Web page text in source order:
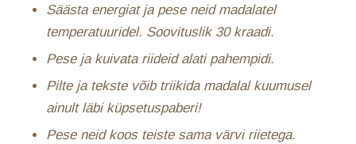
Säästa energiat ja pese neid madalatel
temperatuuridel. Soovituslik 30 kraadi.
Pese ja kuivata riideid alati pahempidi.
Pilte ja tekste võib triikida madalal kuumusel
ainult läbi küpsetuspaberi!
Pese neid koos teiste sama värvi riietega.